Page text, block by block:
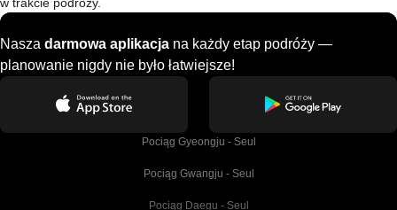
Nasza darmowa aplikacja na każdy etap podróży —
planowanie nigdy nie było łatwiejsze!
Pociąg Gyeongju - Seul
Pociąg Gwangju - Seul
Pociąg Daegu - Seul